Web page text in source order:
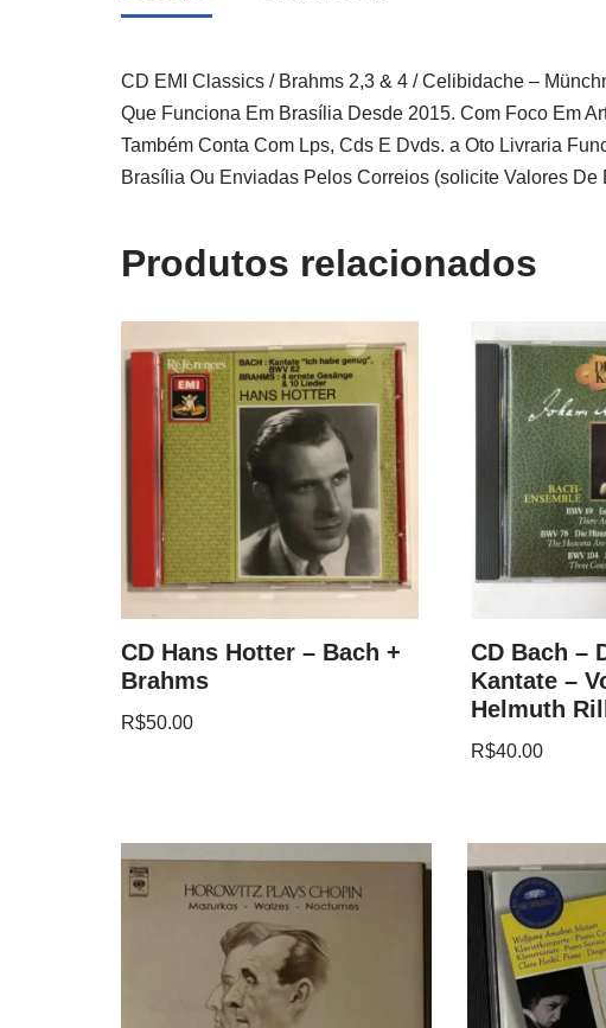
CD EMI Classics / Brahms 2,3 & 4 / Celibidache –
Que Funciona Em Brasília Desde 2015. Com Foco Em
Também Conta Com Lps, Cds E Dvds. a Oto Livraria
Brasília Ou Enviadas Pelos Correios (solicite Valores De
Produtos relacionados
CD Hans Hotter – Bach +
Brahms
R$50.00
CD Bach –
Kantate –
Helmuth
R$40.00